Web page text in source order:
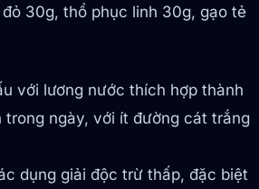
30g, thổ phục linh 30g, gạo tẻ
với lương nước thích hợp thành
trong ngày, với ít đường cát trắng
dụng giải độc trừ thấp, đặc biệt